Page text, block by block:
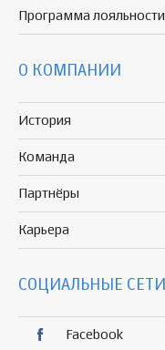
Программа лояльности
О КОМПАНИИ
История
Команда
Партнёры
Карьера
СОЦИАЛЬНЫЕ СЕТИ
Facebook